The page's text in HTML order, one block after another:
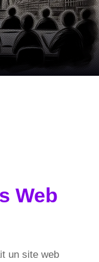
Web
un site web